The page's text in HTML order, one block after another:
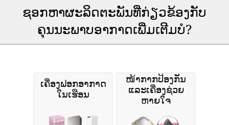
ຊອກຫາຜະລິດຕະພັນທີ່ກ່ຽວຂ້ອງກັບ
ຄຸນນະພາບອາກາດເພີ່ມເຕີມບໍ?
ເຄື່ອງຟອກອາກາດ
ໃນເຮືອນ
ໜ້າກາກປ້ອງກັນ
ແລະເຄື່ອງຊ່ວຍ
ຫາຍໃຈ